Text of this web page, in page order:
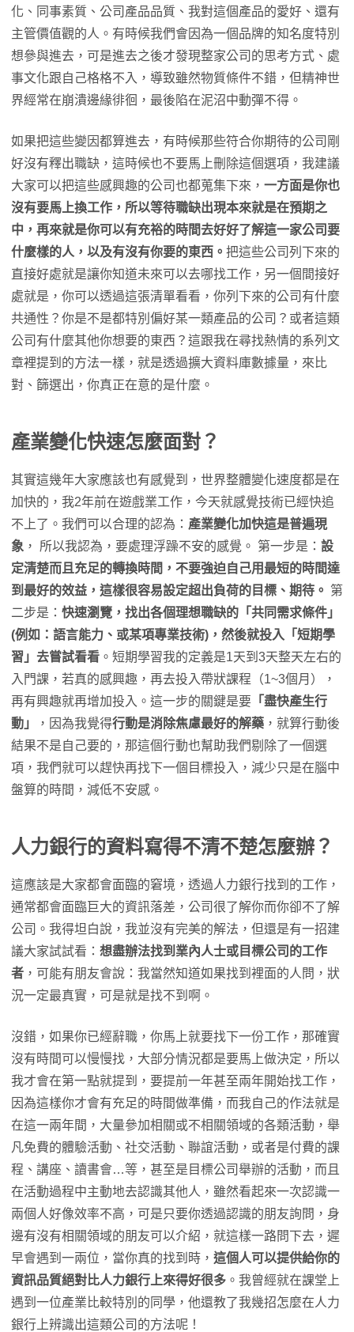
化、同事素質、公司產品品質、我對這個產品的愛好、還有
主管價值觀的人。有時候我們會因為一個品牌的知名度特別
想參與進去，可是進去之後才發現整家公司的思考方式、處
事文化跟自己格格不入，導致雖然物質條件不錯，但精神世
界經常在崩潰邊緣徘徊，最後陷在泥沼中動彈不得。
如果把這些變因都算進去，有時候那些符合你期待的公司剛
好沒有釋出職缺，這時候也不要馬上刪除這個選項，我建議
大家可以把這些感興趣的公司也都蒐集下來， 一方面是你也
沒有要馬上換工作，所以等待職缺出現本來就是在預期之
中，再來就是你可以有充裕的時間去好好了解這一家公司要
什麼樣的人，以及有沒有你要的東西。 把這些公司列下來的
直接好處就是讓你知道未來可以去哪找工作，另一個間接好
處就是，你可以透過這張清單看看，你列下來的公司有什麼
共通性？你是不是都特別偏好某一類產品的公司？或者這類
公司有什麼其他你想要的東西？這跟我在尋找熱情的系列文
章裡提到的方法一樣，就是透過擴大資料庫數據量，來比
對、篩選出，你真正在意的是什麼。
產業變化快速怎麼面對？
其實這幾年大家應該也有感覺到，世界整體變化速度都是在
加快的，我2年前在遊戲業工作，今天就感覺技術已經快追
不上了。我們可以合理的認為： 產業變化加快這是普遍現
象 ， 所以我認為，要處理浮躁不安的感覺。 第一步是： 設
定清楚而且充足的轉換時間，不要強迫自己用最短的時間達
到最好的效益，這樣很容易設定超出負荷的目標、期待。 第
二步是： 快速瀏覽，找出各個理想職缺的「共同需求條件」
(例如：語言能力、或某項專業技術)，然後就投入「短期學
習」去嘗試看看 。短期學習我的定義是1天到3天整天左右的
入門課，若真的感興趣，再去投入帶狀課程（1~3個月），
再有興趣就再增加投入。這一步的關鍵是要 「盡快產生行
動」
，因為我覺得行動是消除焦慮最好的解藥 ，就算行動後
結果不是自己要的，那這個行動也幫助我們剔除了一個選
項，我們就可以趕快再找下一個目標投入，減少只是在腦中
盤算的時間，減低不安感。
人力銀行的資料寫得不清不楚怎麼辦？
這應該是大家都會面臨的窘境，透過人力銀行找到的工作，
通常都會面臨巨大的資訊落差，公司很了解你而你卻不了解
公司。我得坦白說，我並沒有完美的解法，但還是有一招建
議大家試試看： 想盡辦法找到業內人士或目標公司的工作
者 ，可能有朋友會說：我當然知道如果找到裡面的人問，狀
況一定最真實，可是就是找不到啊。
沒錯，如果你已經辭職，你馬上就要找下一份工作，那確實
沒有時間可以慢慢找，大部分情況都是要馬上做決定，所以
我才會在第一點就提到，要提前一年甚至兩年開始找工作，
因為這樣你才會有充足的時間做準備，而我自己的作法就是
在這一兩年間，大量參加相關或不相關領域的各類活動，舉
凡免費的體驗活動、社交活動、聯誼活動，或者是付費的課
程、講座、讀書會…等，甚至是目標公司舉辦的活動，而且
在活動過程中主動地去認識其他人，雖然看起來一次認識一
兩個人好像效率不高，可是只要你透過認識的朋友詢問，身
邊有沒有相關領域的朋友可以介紹，就這樣一路問下去，遲
早會遇到一兩位，當你真的找到時， 這個人可以提供給你的
資訊品質絕對比人力銀行上來得好很多 。我曾經就在課堂上
遇到一位產業比較特別的同學，他還教了我幾招怎麼在人力
銀行上辨識出這類公司的方法呢！